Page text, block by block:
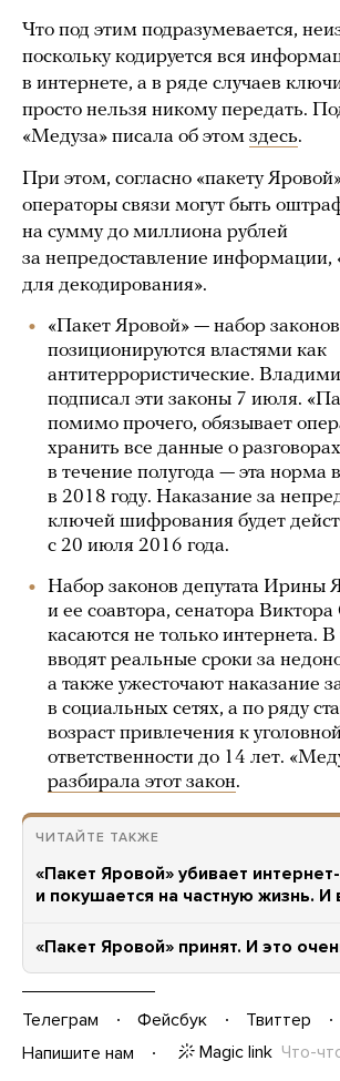
Что под этим подразумевается,
поскольку кодируется вся
в интернете, а в ряде случаев
просто нельзя никому передать.
«Медуза» писала об этом здесь.
При этом, согласно «пакету
операторы связи могут быть
на сумму до миллиона рублей
за непредоставление информации,
для декодирования».
«Пакет Яровой» — набор
позиционируются властями как
антитеррористические.
подписал эти законы 7 июля.
помимо прочего, обязывает
хранить все данные о
в течение полугода — эта норма
в 2018 году. Наказание за
ключей шифрования будет
с 20 июля 2016 года.
Набор законов депутата Ирины
и ее соавтора, сенатора
касаются не только интернета. В
вводят реальные сроки за
а также ужесточают наказание
в социальных сетях, а по ряду
возраст привлечения к
ответственности до 14 лет.
разбирала этот закон.
ЧИТАЙТЕ ТАКЖЕ
«Пакет Яровой» убивает
и покушается на частную жизнь. И
«Пакет Яровой» принят. И это
Телеграм Фейсбук Твиттер
Напишите нам
Magic link Что-